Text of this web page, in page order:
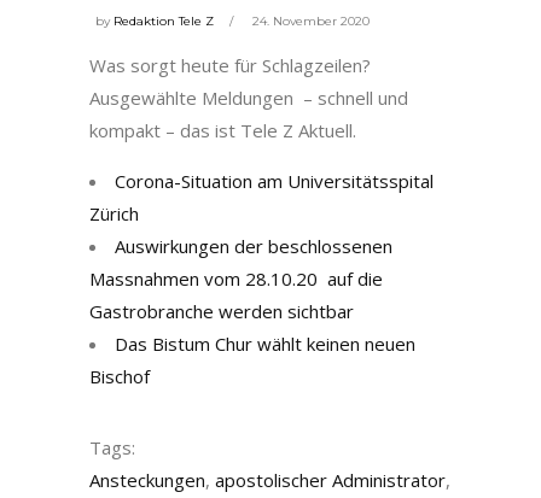
by Redaktion Tele Z 24. November 2020
Was sorgt heute für Schlagzeilen?
Ausgewählte Meldungen – schnell und
kompakt – das ist Tele Z Aktuell.
Corona-Situation am Universitätsspital
Zürich
Auswirkungen der beschlossenen
Massnahmen vom 28.10.20 auf die
Gastrobranche werden sichtbar
Das Bistum Chur wählt keinen neuen
Bischof
Tags:
Ansteckungen, apostolischer Administrator,